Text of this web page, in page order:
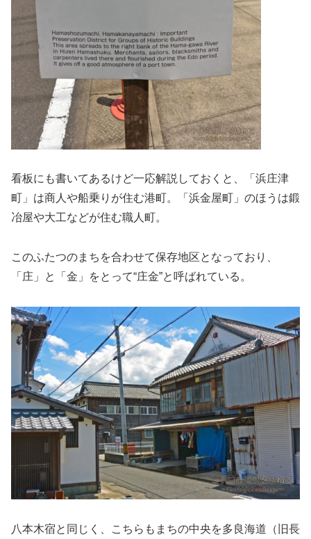
看板にも書いてあるけど一応解説しておくと、「浜庄津
町」は商人や船乗りが住む港町。「浜金屋町」のほうは鍛
冶屋や大工などが住む職人町。
このふたつのまちを合わせて保存地区となっており、
「庄」と「金」をとって“庄金”と呼ばれている。
八本木宿と同じく、こちらもまちの中央を多良海道（旧長